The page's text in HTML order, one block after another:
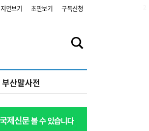
지면보기 초판보기 구독신청
부산말사전